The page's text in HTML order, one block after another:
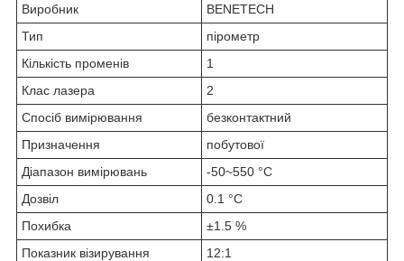
Виробник
BENETECH
Тип
пірометр
Кількість променів
1
Клас лазера
2
Спосіб вимірювання
безконтактний
Призначення
побутової
Діапазон вимірювань
-50~550 °C
Дозвіл
0.1 °C
Похибка
±1.5 %
Показник візирування
12:1